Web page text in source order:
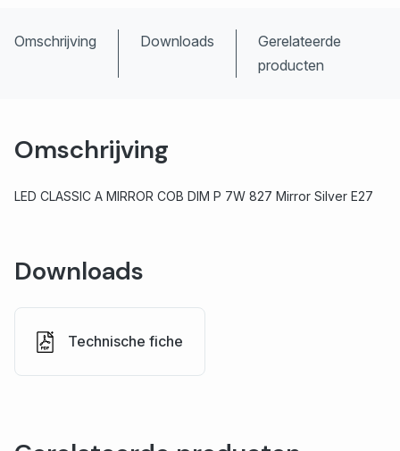
Omschrijving Downloads
Gerelateerde
producten
Omschrijving
LED CLASSIC A MIRROR COB DIM P 7W 827 Mirror Silver E27
Downloads
Technische fiche